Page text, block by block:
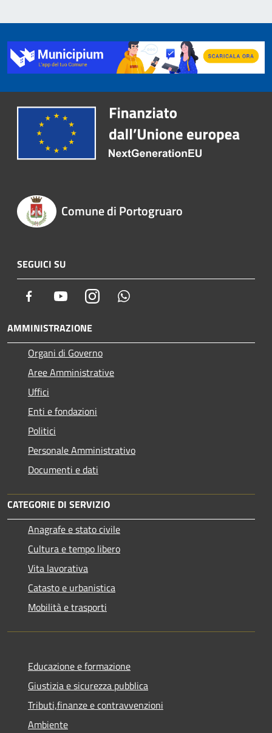
Comune di Portogruaro
SEGUICI SU
Facebook YoutubeInstagram
AMMINISTRAZIONE
Organi di Governo
Aree Amministrative
Uffici
Enti e fondazioni
Politici
Personale Amministrativo
Documenti e dati
CATEGORIE DI SERVIZIO
Anagrafe e stato civile
Cultura e tempo libero
Vita lavorativa
Catasto e urbanistica
Mobilità e trasporti
Educazione e formazione
Giustizia e sicurezza pubblica
Tributi,finanze e contravvenzioni
Ambiente